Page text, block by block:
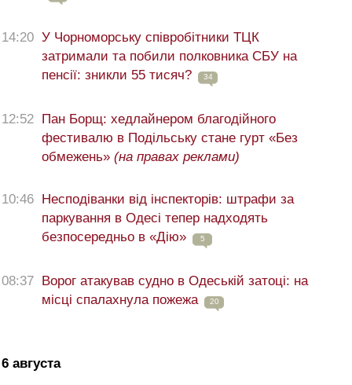
14:20 У Чорноморську співробітники ТЦК
затримали та побили полковника СБУ на
пенсії: зникли 55 тисяч?
34
12:52 Пан Борщ: хедлайнером благодійного
фестивалю в Подільську стане гурт «Без
обмежень» (на правах реклами)
10:46 Несподіванки від інспекторів: штрафи за
паркування в Одесі тепер надходять
безпосередньо в «Дію»
5
08:37 Ворог атакував судно в Одеській затоці: на
місці спалахнула пожежа
20
6 августа